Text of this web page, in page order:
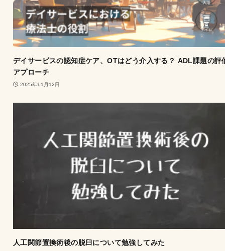
デイサービスの認知症ケア、OTはどう介入する？ ADL課題の評
アプローチ
2025年11月12日
人工関節置換術後の脱臼について勉強してみた